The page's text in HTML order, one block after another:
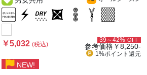
￥5,032(税込)
39～42% OFF
参考価格￥8,250-
1%ポイント 還元
NEW!